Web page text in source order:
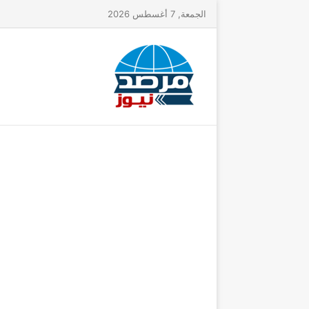
الجمعة, 7 أغسطس 2026